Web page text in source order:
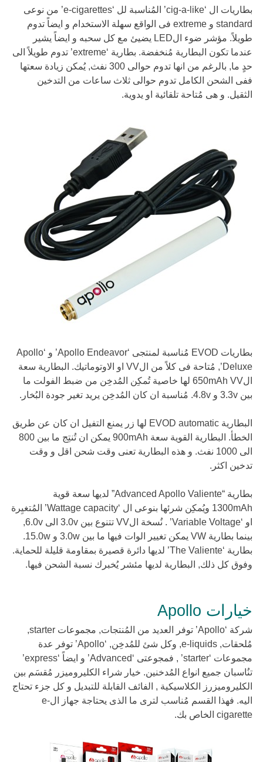
بطاريات ال ‘cig-a-like’ المُناسبة لل ‘e-cigarettes’ من نوعى
standard و extreme فى الواقع سهلة الاستخدام و ايضاً تدوم
طويلاً. مؤشر ضوء الLED يضيئ مع كل سحبه و ايضاً يشير
عندما تكون البطارية مُنخفضة. بطارية ‘extreme’ تدوم طويلاً الى
حدٍ ما, بالرغم من انها تدوم حوالى 300 نفث, يُمكن زيادة سعتها
ففى الشحن الكامل تدوم حوالى ثلاث ساعات من التدخين
الثقيل. و هى مُتاحة تلقائية او يدوية.
بطاريات EVOD مُناسبة لمنتجى ‘Apollo Endeavor’ و ‘Apollo
Deluxe’, مُتاحة فى كلاً من الVV او الاوتوماتيك. البطارية سعة
ال650mAh VV لها خاصية تُمكِن المُدخِن من ضبط الفولت ما
بين 3.3v و 4.8v. مُناسبة ان كان المُدخِن يريد تغير جودة البُخار.
البطارية EVOD automatic لها زر يمنع التفيل ان كان عن طريق
الخطأ. البطارية القوية سعة 900mAh يمكن ان تُنتِج ما بين 800
الى 1000 نفث. و هذه البطارية تعنى وقت شحن اقل و وقت
تدخين اكثر.
بطارية “Advanced Apollo Valiente” لديها سعة قوية
1300mAh ويُمكِن شرئها بنوعى ال ‘Wattage capacity’ المُتغيِرة
او ‘Variable Voltage’ . نُسخة الVV تتنوع بين 3.0v الى 6.0v,
بينما بطارية VW يمكن تغيير الوات فيها ما بين 3.0w و 15.0w.
بطارية ‘The Valiente’ لديها دائرة قصيرة بمقاومة قليلة للحماية.
وفوق كل ذلك, البطارية لديها مئشر يُخبرك نسبة الشحن فيها.
خيارات Apollo
شركة ‘Apollo’ توفر العديد من المُنتجات, مجموعات starter,
مُلحقات, e-liquids, وكل شئ للمُدخِن, ‘Apollo’ توفر عدة
مجموعات ‘starter’ , فمجوعتى ‘Advanced’ و ايضاً ‘express’
تنُاسبان جميع انواع المُدخنين. خيار شراء الكليروميزر مُقسَم بين
الكليروميزرز الكلاسيكية , الفائف القابلة للتبديل و كل جزء تحتاج
اليه. فهذا القسم مُناسب لترى ما الذى يحتاجة جهاز الe-
cigarette الخاص بك.